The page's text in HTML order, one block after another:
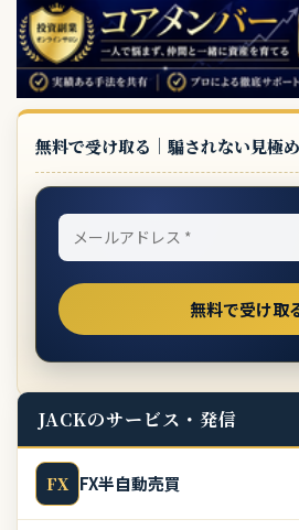
無料で受け取る｜騙されない見極
JACKのサービス・発信
FX FX半自動売買